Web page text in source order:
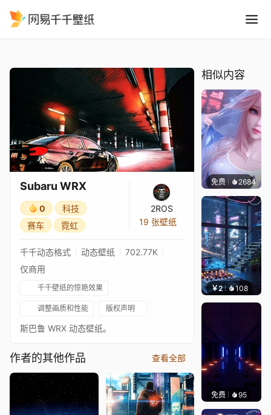
Subaru WRX
0
科技
赛车
霓虹
2ROS
19 张壁纸
千千动态格式 动态壁纸
702.77K
仅商用
千千壁纸的惊艳效果
调整画质和性能 版权声明
斯巴鲁 WRX 动态壁纸。
作者的其他作品 查看全部
相似内容
免费 2684豆子
￥2 108 小皮球
免费 95